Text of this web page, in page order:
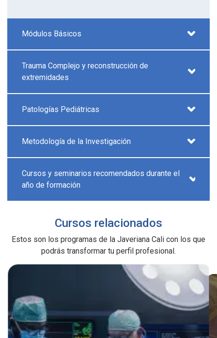
Módulos Básicos
Trauma Complejo y reconstrucción de
extremidades
Patologías Pediátricas
Metodología de la Investigación
Cursos y seminarios recomendados durante el
año de formación
Cursos relacionados
Estos son los programas de la Javeriana Cali con los que
podrás transformar tu perfil profesional.